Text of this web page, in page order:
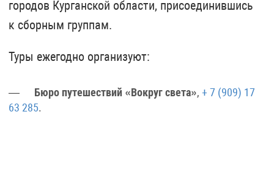
городов Курганской области, присоединившись
к сборным группам.
Туры ежегодно организуют:
Бюро путешествий «Вокруг света», + 7 (909) 17
63 285.